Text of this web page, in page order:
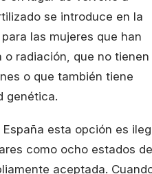
se introduce en la
las mujeres que han
o radiación, que no tienen
o que también tiene
genética.
España esta opción es
como ocho estados de
aceptada.